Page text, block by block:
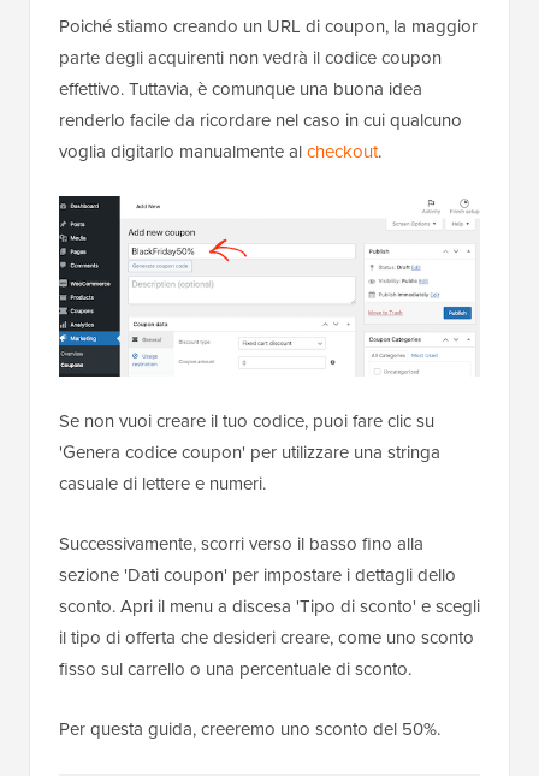
Poiché stiamo creando un URL di coupon, la maggior
parte degli acquirenti non vedrà il codice coupon
effettivo. Tuttavia, è comunque una buona idea
renderlo facile da ricordare nel caso in cui qualcuno
voglia digitarlo manualmente alcheckout.
Se non vuoi creare il tuo codice, puoi fare clic su
'Genera codice coupon' per utilizzare una stringa
casuale di lettere e numeri.
Successivamente, scorri verso il basso fino alla
sezione 'Dati coupon' per impostare i dettagli dello
sconto. Apri il menu a discesa 'Tipo di sconto' e scegli
il tipo di offerta che desideri creare, come uno sconto
fisso sul carrello o una percentuale di sconto.
Per questa guida, creeremo uno sconto del 50%.